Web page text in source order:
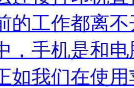
的工作都离
，手机是和
如我们在使